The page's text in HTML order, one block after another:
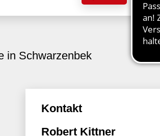
in Schwarzenbek
Kontakt
Robert Kittner